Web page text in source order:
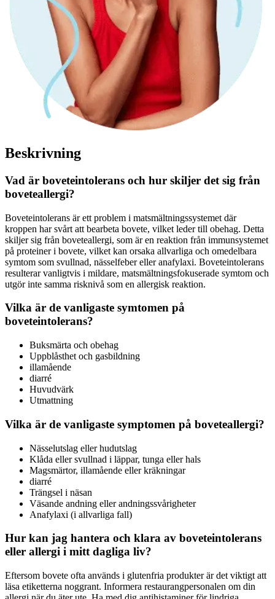
Beskrivning
Vad är boveteintolerans och hur skiljer det sig från
boveteallergi?
Boveteintolerans är ett problem i matsmältningssystemet där
kroppen har svårt att bearbeta bovete, vilket leder till obehag. Detta
skiljer sig från boveteallergi, som är en reaktion från immunsystemet
på proteiner i bovete, vilket kan orsaka allvarliga och omedelbara
symtom som svullnad, nässelfeber eller anafylaxi. Boveteintolerans
resulterar vanligtvis i mildare, matsmältningsfokuserade symtom och
utgör inte samma risknivå som en allergisk reaktion.
Vilka är de vanligaste symtomen på
boveteintolerans?
Buksmärta och obehag
Uppblåsthet och gasbildning
illamående
diarré
Huvudvärk
Utmattning
Vilka är de vanligaste symptomen på boveteallergi?
Nässelutslag eller hudutslag
Klåda eller svullnad i läppar, tunga eller hals
Magsmärtor, illamående eller kräkningar
diarré
Trängsel i näsan
Väsande andning eller andningssvårigheter
Anafylaxi (i allvarliga fall)
Hur kan jag hantera och klara av boveteintolerans
eller allergi i mitt dagliga liv?
Eftersom bovete ofta används i glutenfria produkter är det viktigt att
läsa etiketterna noggrant. Informera restaurangpersonalen om din